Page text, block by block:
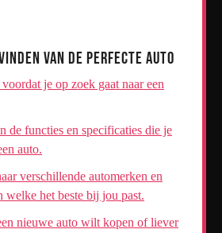
van de Perfecte Auto
je op zoek gaat naar een
de functies en specificaties die je
auto.
verschillende automerken en
welke het beste bij jou past.
nieuwe auto wilt kopen of liever